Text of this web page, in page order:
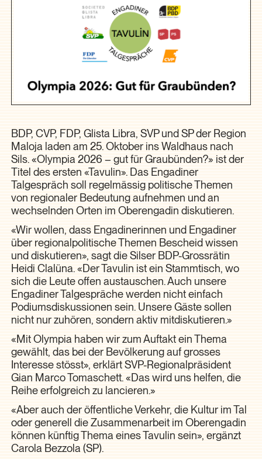
BDP, CVP, FDP, Glista Libra, SVP und SP der Region
Maloja laden am 25. Oktober ins Waldhaus nach
Sils. «Olympia 2026 – gut für Graubünden?» ist der
Titel des ersten «Tavulin». Das Engadiner
Talgespräch soll regelmässig politische Themen
von regionaler Bedeutung aufnehmen und an
wechselnden Orten im Oberengadin diskutieren.
«Wir wollen, dass Engadinerinnen und Engadiner
über regionalpolitische Themen Bescheid wissen
und diskutieren», sagt die Silser BDP-Grossrätin
Heidi Clalüna. «Der Tavulin ist ein Stammtisch, wo
sich die Leute offen austauschen. Auch unsere
Engadiner Talgespräche werden nicht einfach
Podiumsdiskussionen sein. Unsere Gäste sollen
nicht nur zuhören, sondern aktiv mitdiskutieren.»
«Mit Olympia haben wir zum Auftakt ein Thema
gewählt, das bei der Bevölkerung auf grosses
Interesse stösst», erklärt SVP-Regionalpräsident
Gian Marco Tomaschett. «Das wird uns helfen, die
Reihe erfolgreich zu lancieren.»
«Aber auch der öffentliche Verkehr, die Kultur im Tal
oder generell die Zusammenarbeit im Oberengadin
können künftig Thema eines Tavulin sein», ergänzt
Carola Bezzola (SP).